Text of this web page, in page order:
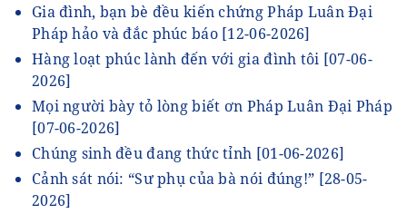
Gia đình, bạn bè đều kiến chứng Pháp Luân Đại
Pháp hảo và đắc phúc báo [12-06-2026]
Hàng loạt phúc lành đến với gia đình tôi [07-06-
2026]
Mọi người bày tỏ lòng biết ơn Pháp Luân Đại Pháp
[07-06-2026]
Chúng sinh đều đang thức tỉnh [01-06-2026]
Cảnh sát nói: “Sư phụ của bà nói đúng!” [28-05-
2026]